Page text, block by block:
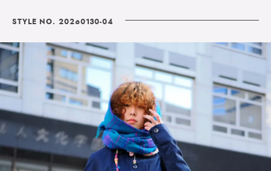
STYLE NO. 20260130-04